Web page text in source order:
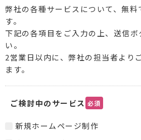
弊社の各種サービスについて、無料
す。
下記の各項目をご入力の上、送信ボ
い。
2営業日以内に、弊社の担当者より
ます。
ご検討中のサービス 必須
新規ホームページ制作